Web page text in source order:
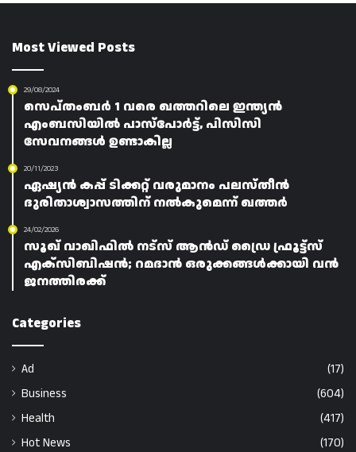
Most Viewed Posts
29/08/2024
സെപ്‌തംബർ 1 വരെ ഖത്തറിലെ ഇന്ത്യൻ
എംബസിയിൽ പാസ്പോർട്ട്, പിസിസി
സേവനങ്ങൾ ഉണ്ടാകില്ല
20/11/2023
ഏഷ്യൻ കപ്പ് ടിക്കറ്റ് വരുമാനം പലസ്തീൻ
ദുരിതാശ്വാസത്തിന് നൽകുമെന്ന് ഖത്തർ
24/02/2026
സൂഖ് വാഖിഫിൽ നട്‌സ് ആൻഡ് ഡ്രൈ ഫ്രൂട്ട്‌സ്
എക്‌സിബിഷൻ; റമദാൻ ഒരുക്കങ്ങൾക്കായി വൻ
ജനത്തിരക്ക്
Categories
Ad
(17)
Business
(604)
Health
(417)
Hot News
(170)